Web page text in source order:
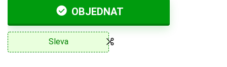
OBJEDNAT
Sleva